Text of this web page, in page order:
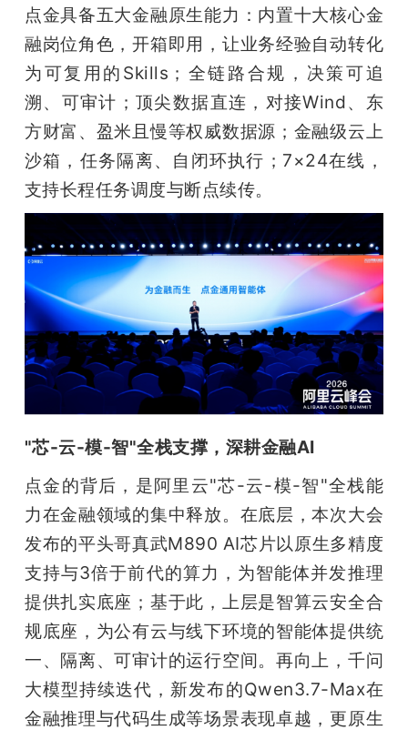
点金具备五大金融原生能力：内置十大核心金
融岗位角色，开箱即用，让业务经验自动转化
为可复用的Skills；全链路合规，决策可追
溯、可审计；顶尖数据直连，对接Wind、东
方财富、盈米且慢等权威数据源；金融级云上
沙箱，任务隔离、自闭环执行；7×24在线，
支持长程任务调度与断点续传。
"芯-云-模-智"全栈支撑，深耕金融AI
点金的背后，是阿里云"芯-云-模-智"全栈能
力在金融领域的集中释放。在底层，本次大会
发布的平头哥真武M890 AI芯片以原生多精度
支持与3倍于前代的算力，为智能体并发推理
提供扎实底座；基于此，上层是智算云安全合
规底座，为公有云与线下环境的智能体提供统
一、隔离、可审计的运行空间。再向上，千问
大模型持续迭代，新发布的Qwen3.7-Max在
金融推理与代码生成等场景表现卓越，更原生